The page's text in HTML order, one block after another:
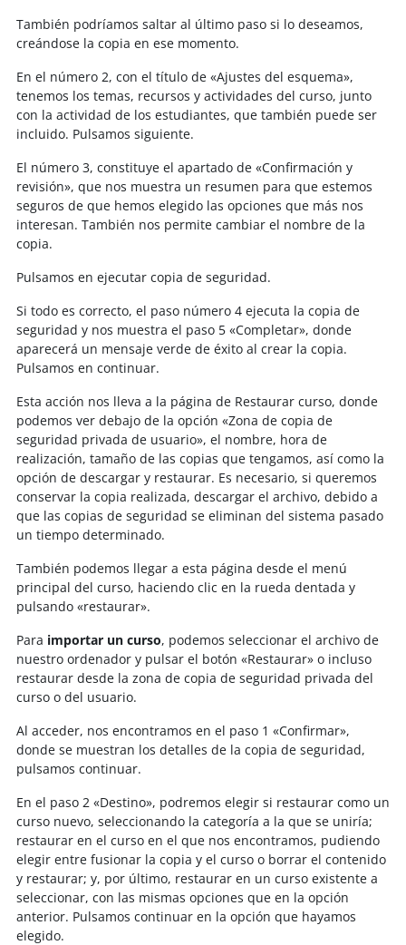
También podríamos saltar al último paso si lo deseamos,
creándose la copia en ese momento.
En el número 2, con el título de «Ajustes del esquema»,
tenemos los temas, recursos y actividades del curso, junto
con la actividad de los estudiantes, que también puede ser
incluido. Pulsamos siguiente.
El número 3, constituye el apartado de «Confirmación y
revisión», que nos muestra un resumen para que estemos
seguros de que hemos elegido las opciones que más nos
interesan. También nos permite cambiar el nombre de la
copia.
Pulsamos en ejecutar copia de seguridad.
Si todo es correcto, el paso número 4 ejecuta la copia de
seguridad y nos muestra el paso 5 «Completar», donde
aparecerá un mensaje verde de éxito al crear la copia.
Pulsamos en continuar.
Esta acción nos lleva a la página de Restaurar curso, donde
podemos ver debajo de la opción «Zona de copia de
seguridad privada de usuario», el nombre, hora de
realización, tamaño de las copias que tengamos, así como la
opción de descargar y restaurar. Es necesario, si queremos
conservar la copia realizada, descargar el archivo, debido a
que las copias de seguridad se eliminan del sistema pasado
un tiempo determinado.
También podemos llegar a esta página desde el menú
principal del curso, haciendo clic en la rueda dentada y
pulsando «restaurar».
Para importar un curso, podemos seleccionar el archivo de
nuestro ordenador y pulsar el botón «Restaurar» o incluso
restaurar desde la zona de copia de seguridad privada del
curso o del usuario.
Al acceder, nos encontramos en el paso 1 «Confirmar»,
donde se muestran los detalles de la copia de seguridad,
pulsamos continuar.
En el paso 2 «Destino», podremos elegir si restaurar como un
curso nuevo, seleccionando la categoría a la que se uniría;
restaurar en el curso en el que nos encontramos, pudiendo
elegir entre fusionar la copia y el curso o borrar el contenido
y restaurar; y, por último, restaurar en un curso existente a
seleccionar, con las mismas opciones que en la opción
anterior. Pulsamos continuar en la opción que hayamos
elegido.